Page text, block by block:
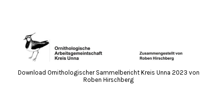
Download Ornithologischer Sammelbericht Kreis Unna 2023 von
Roben Hirschberg